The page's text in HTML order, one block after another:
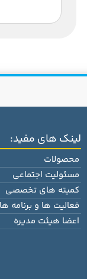
لینک های مفید:
محصولات
مسئولیت اجتماعی
کمیته های تخصصی
فعالیت ها و برنامه ها
اعضا هیئت مدیره